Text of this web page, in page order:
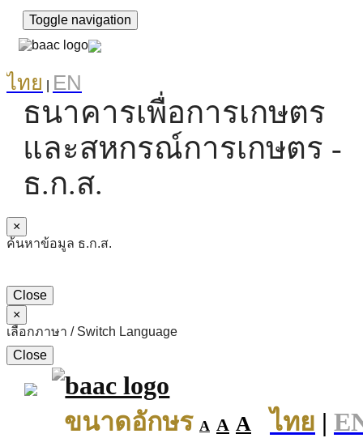
Toggle navigation
ไทย EN
ธนาคารเพื่อการเกษตร
และสหกรณ์การเกษตร -
ธ.ก.ส.
×
ค้นหาข้อมูล ธ.ก.ส.
Close
×
เลือกภาษา / Switch Language
Close
ขนาดอักษร A A A ไทย |